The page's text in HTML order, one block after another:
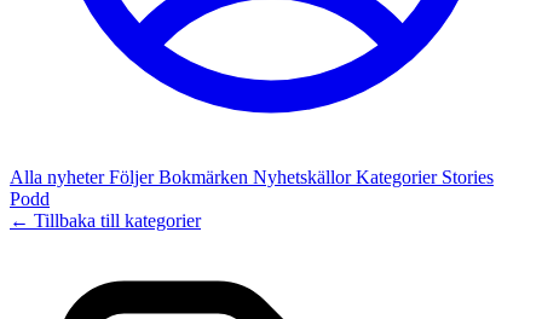
Alla nyheterFöljerBokmärken NyhetskällorKategorier Stories
Podd
← Tillbaka till kategorier